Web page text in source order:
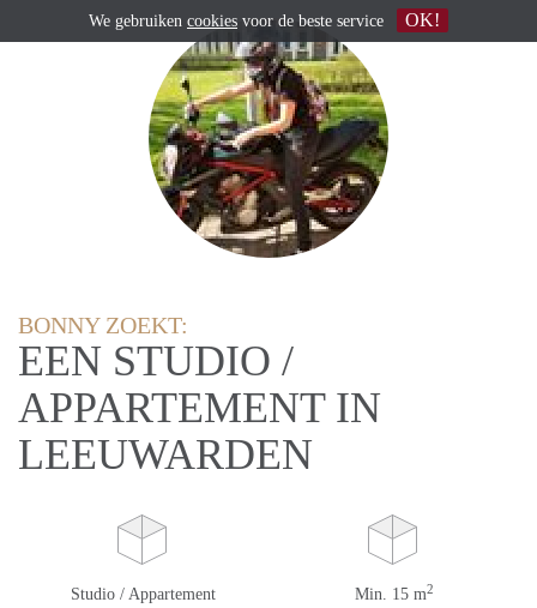
BONNY ZOEKT:
EEN STUDIO /
APPARTEMENT IN
LEEUWARDEN
Studio / Appartement Min. 15 m2
We gebruiken cookies voor de beste service OK!